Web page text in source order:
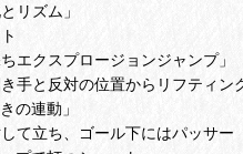
ズム」
クスプロージョンジャンプ」
位置からリフティング
連動」
ゴール下にはパッサー